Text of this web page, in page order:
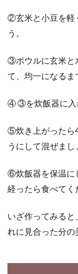
②玄米と小豆を軽
う。
③ボウルに玄米と
て、均一になるま
④ ③を炊飯器に入
⑤炊き上がったら
うにして混ぜまし
⑥炊飯器を保温に
経ったら食べてく
いざ作ってみる
れに見合った分の